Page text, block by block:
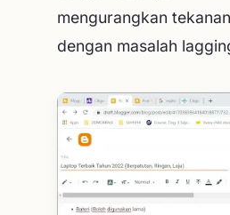
mengurangkan
dengan masalah